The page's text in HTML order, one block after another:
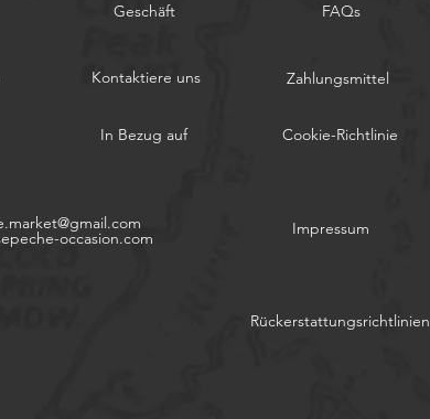
Geschäft FAQs
Kontaktiere uns Zahlungsmittel
In Bezug auf Cookie-Richtlinie
occasion.com Impressum
Rückerstattungsrichtlinien